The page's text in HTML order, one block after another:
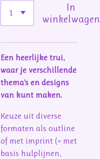
In
winkelwagen
Een heerlijke trui,
waar je verschillende
thema's en designs
van kunt maken.
Keuze uit diverse
formaten als outline
of met imprint (= met
basis hulplijnen,